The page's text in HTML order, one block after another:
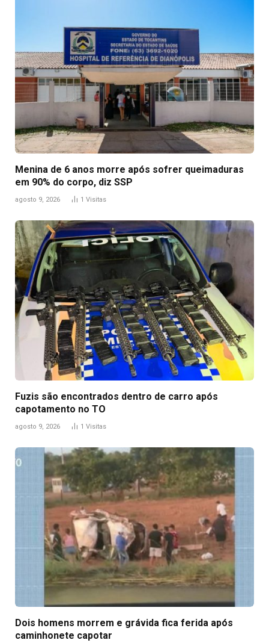
Menina de 6 anos morre após sofrer queimaduras
em 90% do corpo, diz SSP
agosto 9, 2026 1 Visitas
Fuzis são encontrados dentro de carro após
capotamento no TO
agosto 9, 2026 1 Visitas
Dois homens morrem e grávida fica ferida após
caminhonete capotar